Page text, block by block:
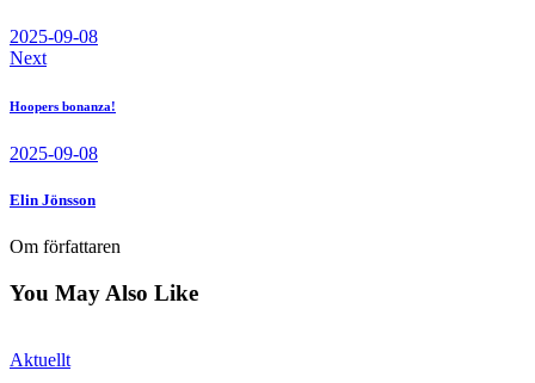
2025-09-08
Next
Hoopers bonanza!
2025-09-08
Elin Jönsson
Om författaren
You May Also Like
Aktuellt